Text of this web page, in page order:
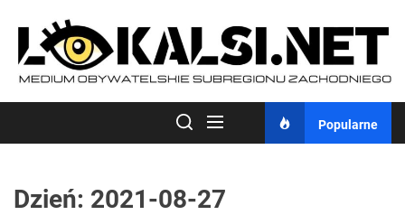
content
Popularne
Dzień: 2021-08-27